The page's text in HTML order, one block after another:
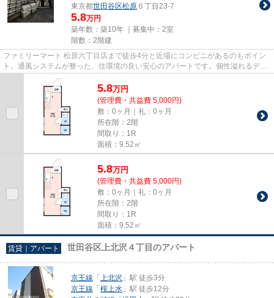
東京都世田谷区松原 ６丁目23-7
5.8万円
築年数：築10年 ｜募集中： 2室
階数：2階建
ファミリーマート 松原六丁目店まで徒歩4分と近場にコンビニがあるのもポイン
ト。通風システムが整った、住環境の良い安心のアパートです。個性溢れるデザ
イナーズ物件はとても魅力的...
5.8万円
(管理費・共益費 5,000円)
敷：0ヶ月｜礼：0ヶ月
所在階：2階
間取り：1R
面積：9.52㎡
5.8万円
(管理費・共益費 5,000円)
敷：0ヶ月｜礼：0ヶ月
所在階：2階
間取り：1R
面積：9.52㎡
賃貸｜アパート 世田谷区上北沢４丁目のアパート
京王線 「 上北沢 」駅 徒歩3分
京王線 「 桜上水 」駅 徒歩12分